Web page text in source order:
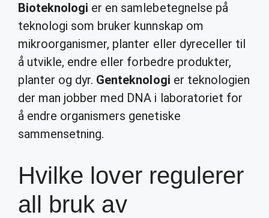
Bioteknologi er en samlebetegnelse på
teknologi som bruker kunnskap om
mikroorganismer, planter eller dyreceller til
å utvikle, endre eller forbedre produkter,
planter og dyr. Genteknologi er teknologien
der man jobber med DNA i laboratoriet for
å endre organismers genetiske
sammensetning.
Hvilke lover regulerer
all bruk av